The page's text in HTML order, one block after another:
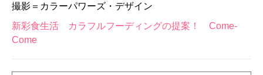
撮影＝カラーパワーズ・デザイン
新彩食生活 カラフルフーディングの提案！ Come-
Come